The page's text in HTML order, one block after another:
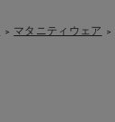
＞ マタニティウェア ＞